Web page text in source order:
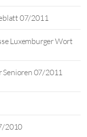
07/2011
Luxemburger Wort
07/2011
2010